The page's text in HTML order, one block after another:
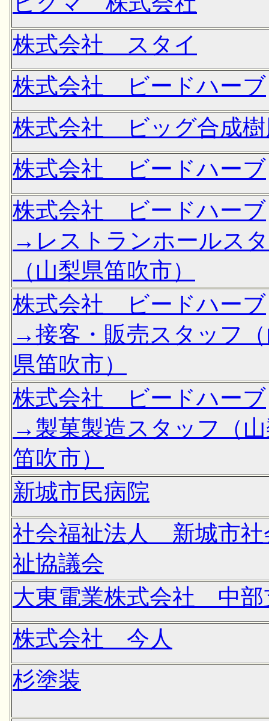
株式会社 スタイ
株式会社 ビードハーブ
株式会社 ビッグ合成樹
株式会社 ビードハーブ
株式会社 ビードハーブ
→レストランホールス
（山梨県笛吹市）
株式会社 ビードハーブ
→接客・販売スタッフ
県笛吹市）
株式会社 ビードハーブ
→製菓製造スタッフ（
笛吹市）
新城市民病院
社会福祉法人 新城市社
祉協議会
大東電業株式会社 中部
株式会社 今人
杉塗装